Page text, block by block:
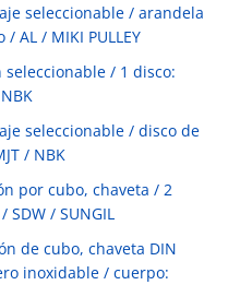
seleccionable / arandela
AL / MIKI PULLEY
/ 1 disco:
seleccionable / disco de
/ NBK
por cubo, chaveta / 2
/ SUNGIL
de cubo, chaveta DIN
inoxidable / cuerpo: